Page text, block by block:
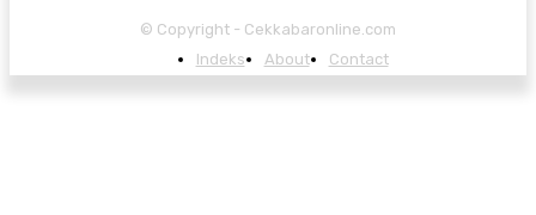
© Copyright - Cekkabaronline.com
Indeks
About Contact